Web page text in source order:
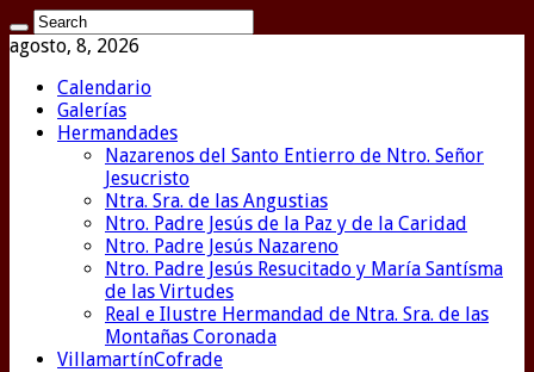
agosto, 8, 2026
Calendario
Galerías
Hermandades
Nazarenos del Santo Entierro de Ntro. Señor
Jesucristo
Ntra. Sra. de las Angustias
Ntro. Padre Jesús de la Paz y de la Caridad
Ntro. Padre Jesús Nazareno
Ntro. Padre Jesús Resucitado y María Santísma
de las Virtudes
Real e Ilustre Hermandad de Ntra. Sra. de las
Montañas Coronada
VillamartínCofrade